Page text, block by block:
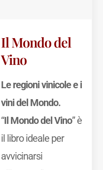
Il Mondo del
Vino
Le regioni vinicole e i
vini del Mondo.
“Il Mondo del Vino” è
il libro ideale per
avvicinarsi